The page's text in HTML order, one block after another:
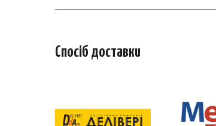
Спосіб доставки